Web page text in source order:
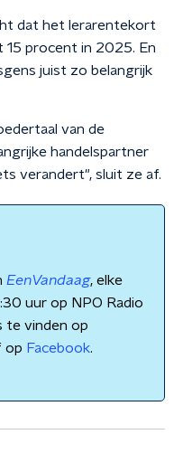
dat het lerarentekort
procent in 2025. En
juist zo belangrijk
van de
handelspartner
verandert", sluit ze af.
EenVandaag, elke
uur op NPO Radio
te vinden op
op Facebook.